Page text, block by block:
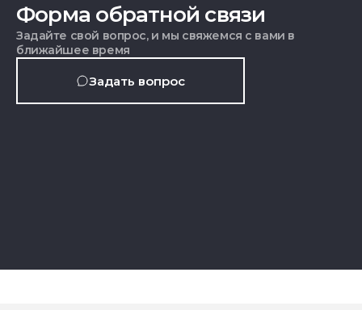
Форма обратной связи
Задайте свой вопрос, и мы свяжемся с вами в
ближайшее время
Задать вопрос